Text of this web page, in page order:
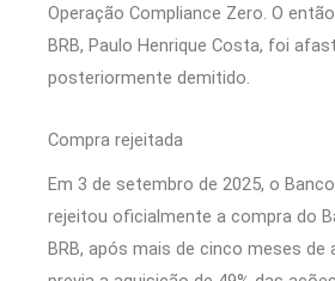
Operação Compliance Zero. O
BRB, Paulo Henrique Costa, foi
posteriormente demitido.
Compra rejeitada
Em 3 de setembro de 2025, o
rejeitou oficialmente a compra do
BRB, após mais de cinco meses de